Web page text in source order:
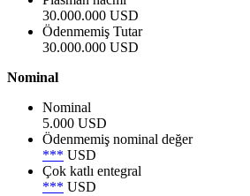
30.000.000 USD
Ödenmemiş Tutar
30.000.000 USD
Nominal
Nominal
5.000 USD
Ödenmemiş nominal değer
*** USD
Çok katlı entegral
*** USD